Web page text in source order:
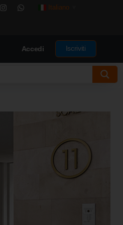
Italiano
Accedi Iscriviti